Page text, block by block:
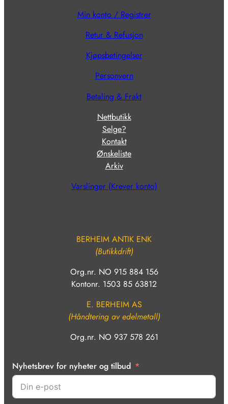
Min konto / Registrer
Retur & Refusjon
Kjøpsbetingelser
Personvern
Betaling & Frakt
Nettbutikk
Selge?
Kontakt
Ønskeliste
Arkiv
Varslinger (Krever konto)
BERHEIM ANTIK ENK
(Butikkdrift)
Org.nr. NO 915 884 156
Kontonr. 1503 85 63812
E. BERHEIM AS
(Håndtering av edelmetall)
Org.nr. NO 937 578 261
Nyhetsbrev for nyheter og tilbud